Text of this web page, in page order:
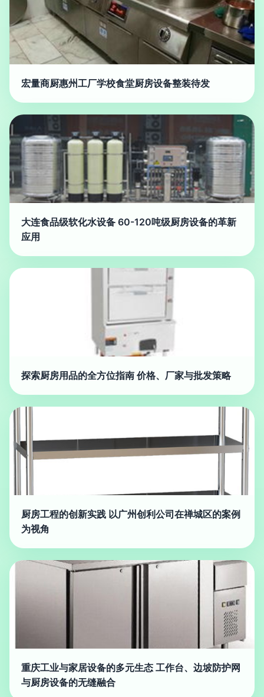
宏量商厨惠州工厂学校食堂厨房设备整装待发
大连食品级软化水设备 60-120吨级厨房设备的革新
应用
探索厨房用品的全方位指南 价格、厂家与批发策略
厨房工程的创新实践 以广州创利公司在禅城区的案例
为视角
重庆工业与家居设备的多元生态 工作台、边坡防护网
与厨房设备的无缝融合